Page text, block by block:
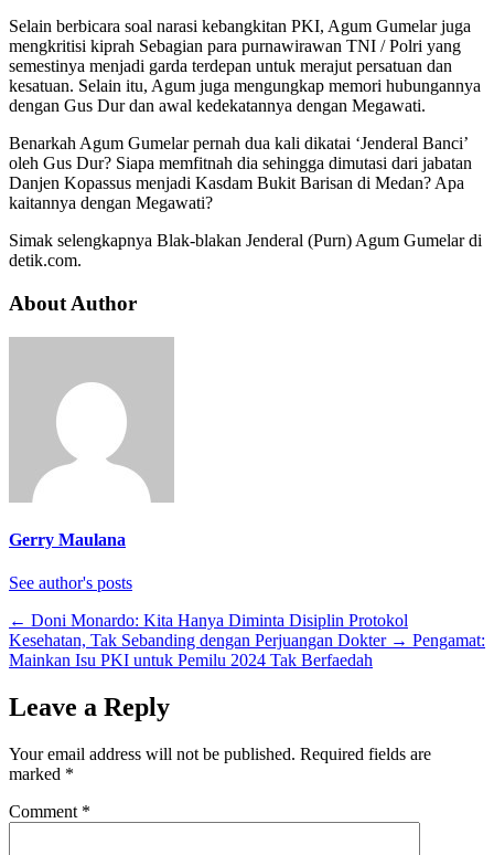
Selain berbicara soal narasi kebangkitan PKI, Agum Gumelar juga
mengkritisi kiprah Sebagian para purnawirawan TNI / Polri yang
semestinya menjadi garda terdepan untuk merajut persatuan dan
kesatuan. Selain itu, Agum juga mengungkap memori hubungannya
dengan Gus Dur dan awal kedekatannya dengan Megawati.
Benarkah Agum Gumelar pernah dua kali dikatai ‘Jenderal Banci’
oleh Gus Dur? Siapa memfitnah dia sehingga dimutasi dari jabatan
Danjen Kopassus menjadi Kasdam Bukit Barisan di Medan? Apa
kaitannya dengan Megawati?
Simak selengkapnya Blak-blakan Jenderal (Purn) Agum Gumelar di
detik.com.
About Author
Gerry Maulana
See author's posts
← Doni Monardo: Kita Hanya Diminta Disiplin Protokol
Kesehatan, Tak Sebanding dengan Perjuangan Dokter → Pengamat:
Mainkan Isu PKI untuk Pemilu 2024 Tak Berfaedah
Leave a Reply
Your email address will not be published. Required fields are
marked *
Comment *